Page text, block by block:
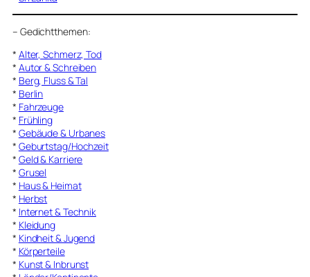
– Gedichtthemen:
* Alter, Schmerz, Tod
* Autor & Schreiben
* Berg, Fluss & Tal
* Berlin
* Fahrzeuge
* Frühling
* Gebäude & Urbanes
* Geburtstag/Hochzeit
* Geld & Karriere
* Grusel
* Haus & Heimat
* Herbst
* Internet & Technik
* Kleidung
* Kindheit & Jugend
* Körperteile
* Kunst & Inbrunst